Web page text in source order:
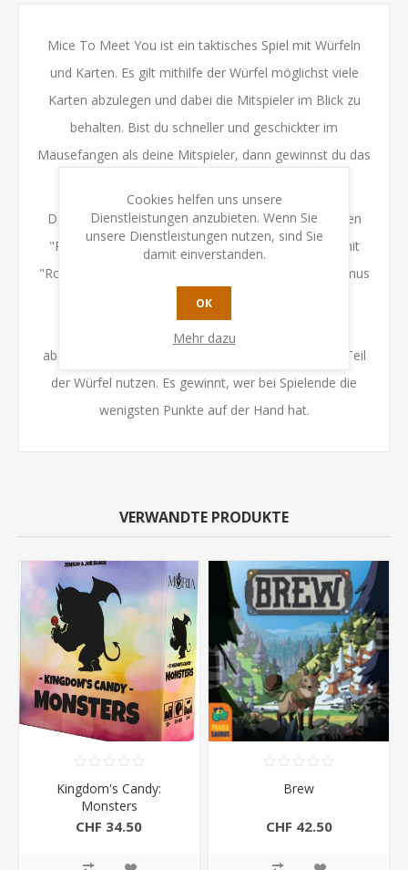
Mice To Meet You ist ein taktisches Spiel mit Würfeln
und Karten. Es gilt mithilfe der Würfel möglichst viele
Karten abzulegen und dabei die Mitspieler im Blick zu
behalten. Bist du schneller und geschickter im
Mäusefangen als deine Mitspieler, dann gewinnst du das
Das Besondere des Spiels ist, dass es den bekannten
"Roll & Write" - Mechanismus variiert und daraus mit
"Roll & Discard" einen neuen, innovativen Mechanismus
macht: Der aktive Spieler würfelt und kann sein
abzulegen. Die passiven Spieler können auch einen Teil
der Würfel nutzen. Es gewinnt, wer bei Spielende die
wenigsten Punkte auf der Hand hat.
VERWANDTE PRODUKTE
Kingdom's Candy:
Monsters
CHF 34.50
Brew
CHF 42.50
Cookies helfen uns unsere
Dienstleistungen anzubieten. Wenn Sie
unsere Dienstleistungen nutzen, sind Sie
damit einverstanden.
OK
Mehr dazu